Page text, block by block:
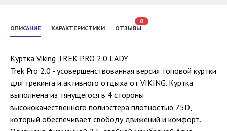
ОПИСАНИЕ ХАРАКТЕРИСТИКИ ОТЗЫВЫ
0
Куртка Viking TREK PRO 2.0 LADY
Trek Pro 2.0 - усовершенствованная версия топовой куртки
для трекинга и активного отдыха от VIKING. Куртка
выполнена из тянущегося в 4 стороны
высококачественного полиэстера плотностью 75D,
который обеспечивает свободу движений и комфорт.